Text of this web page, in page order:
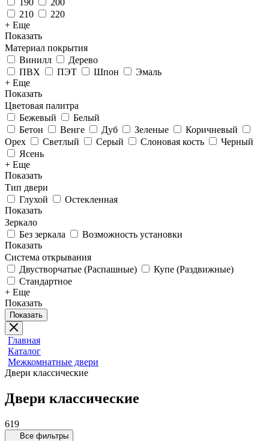
190
200
210
220
+ Еще
Показать
Материал покрытия
Винилл
Дерево
ПВХ
ПЭТ Шпон
Эмаль
+ Еще
Показать
Цветовая палитра
Бежевый
Белый
Бетон
Венге Дуб Зеленые
Коричневый
Орех
Светлый Серый Слоновая кость
Черный
Ясень
+ Еще
Показать
Тип двери
Глухой
Остекленная
Показать
Зеркало
Без зеркала
Возможность установки
Показать
Система открывания
Двустворчатые (Распашные)
Купе (Раздвижные)
Стандартное
+ Еще
Показать
Показать
Главная
Каталог
Межкомнатные двери
Двери классические
Двери классические
619
Все фильтры